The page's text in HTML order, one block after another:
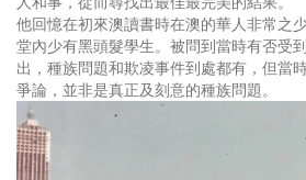
他回憶在初來澳讀書時在澳的華人非常之
堂內少有黑頭髮學生。被問到當時有否受
出，種族問題和欺凌事件到處都有，但當
爭論，並非是真正及刻意的種族問題。